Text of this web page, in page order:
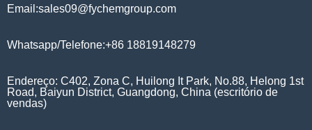
Email:sales09@fychemgroup.com
Whatsapp/Telefone:+86 18819148279
Endereço: C402, Zona C, Huilong It Park, No.88, Helong 1st
Road, Baiyun District, Guangdong, China (escritório de
vendas)